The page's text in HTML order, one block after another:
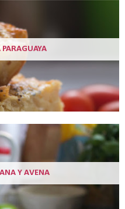
PARAGUAYA
Y AVENA